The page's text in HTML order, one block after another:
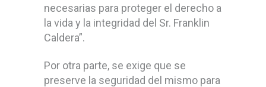
necesarias para proteger el derecho a
la vida y la integridad del Sr. Franklin
Caldera”.
Por otra parte, se exige que se
preserve la seguridad del mismo para